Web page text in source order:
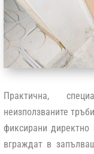
Практична,
неизползваните
фиксирани
вграждат в